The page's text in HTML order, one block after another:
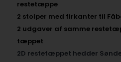
restetæppe
2 stolper med firkanter til
2 udgaver af samme
tæppet
2D restetæppet hedder